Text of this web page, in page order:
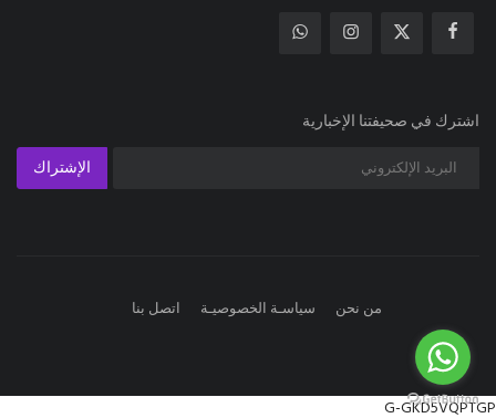
اشترك في صحيفتنا الإخبارية
الإشتراك
من نحن سياسـة الخصوصيـة اتصل بنا
G-GKD5VQPTGP